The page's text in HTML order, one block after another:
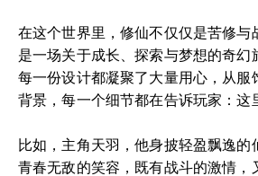
在这个世界里，修仙不仅仅是苦修与
是一场关于成长、探索与梦想的奇幻
每一份设计都凝聚了大量用心，从服
背景，每一个细节都在告诉玩家：这
比如，主角天羽，他身披轻盈飘逸的
青春无敌的笑容，既有战斗的激情，